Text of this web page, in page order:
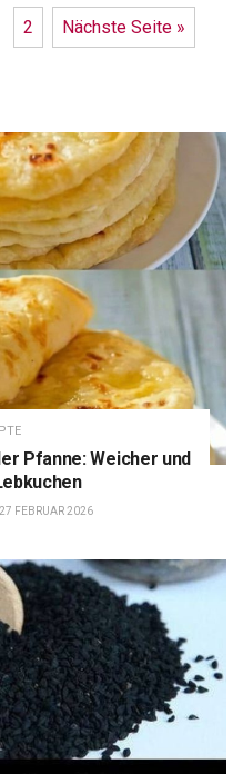
2 Nächste Seite »
Pfanne: Weicher und
27 FEBRUAR 2026